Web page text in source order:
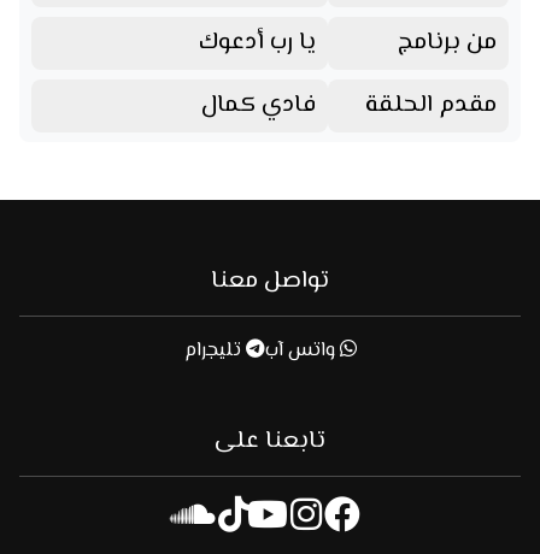
من برنامج
يا رب أدعوك
مقدم الحلقة
فادي كمال
تواصل معنا
واتس آب تليجرام
تابعنا على